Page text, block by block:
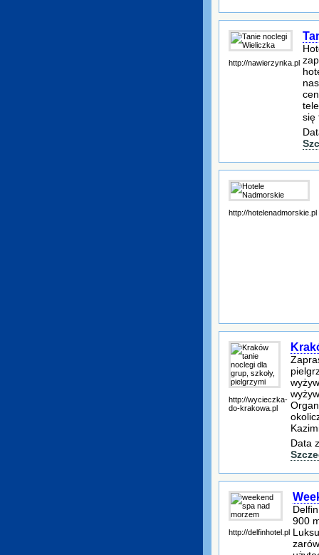
http://nawierzynka.pl
się
http://hotelenadmorskie.pl
http://wycieczka-
do-krakowa.pl
Data
http://delfinhotel.pl
900